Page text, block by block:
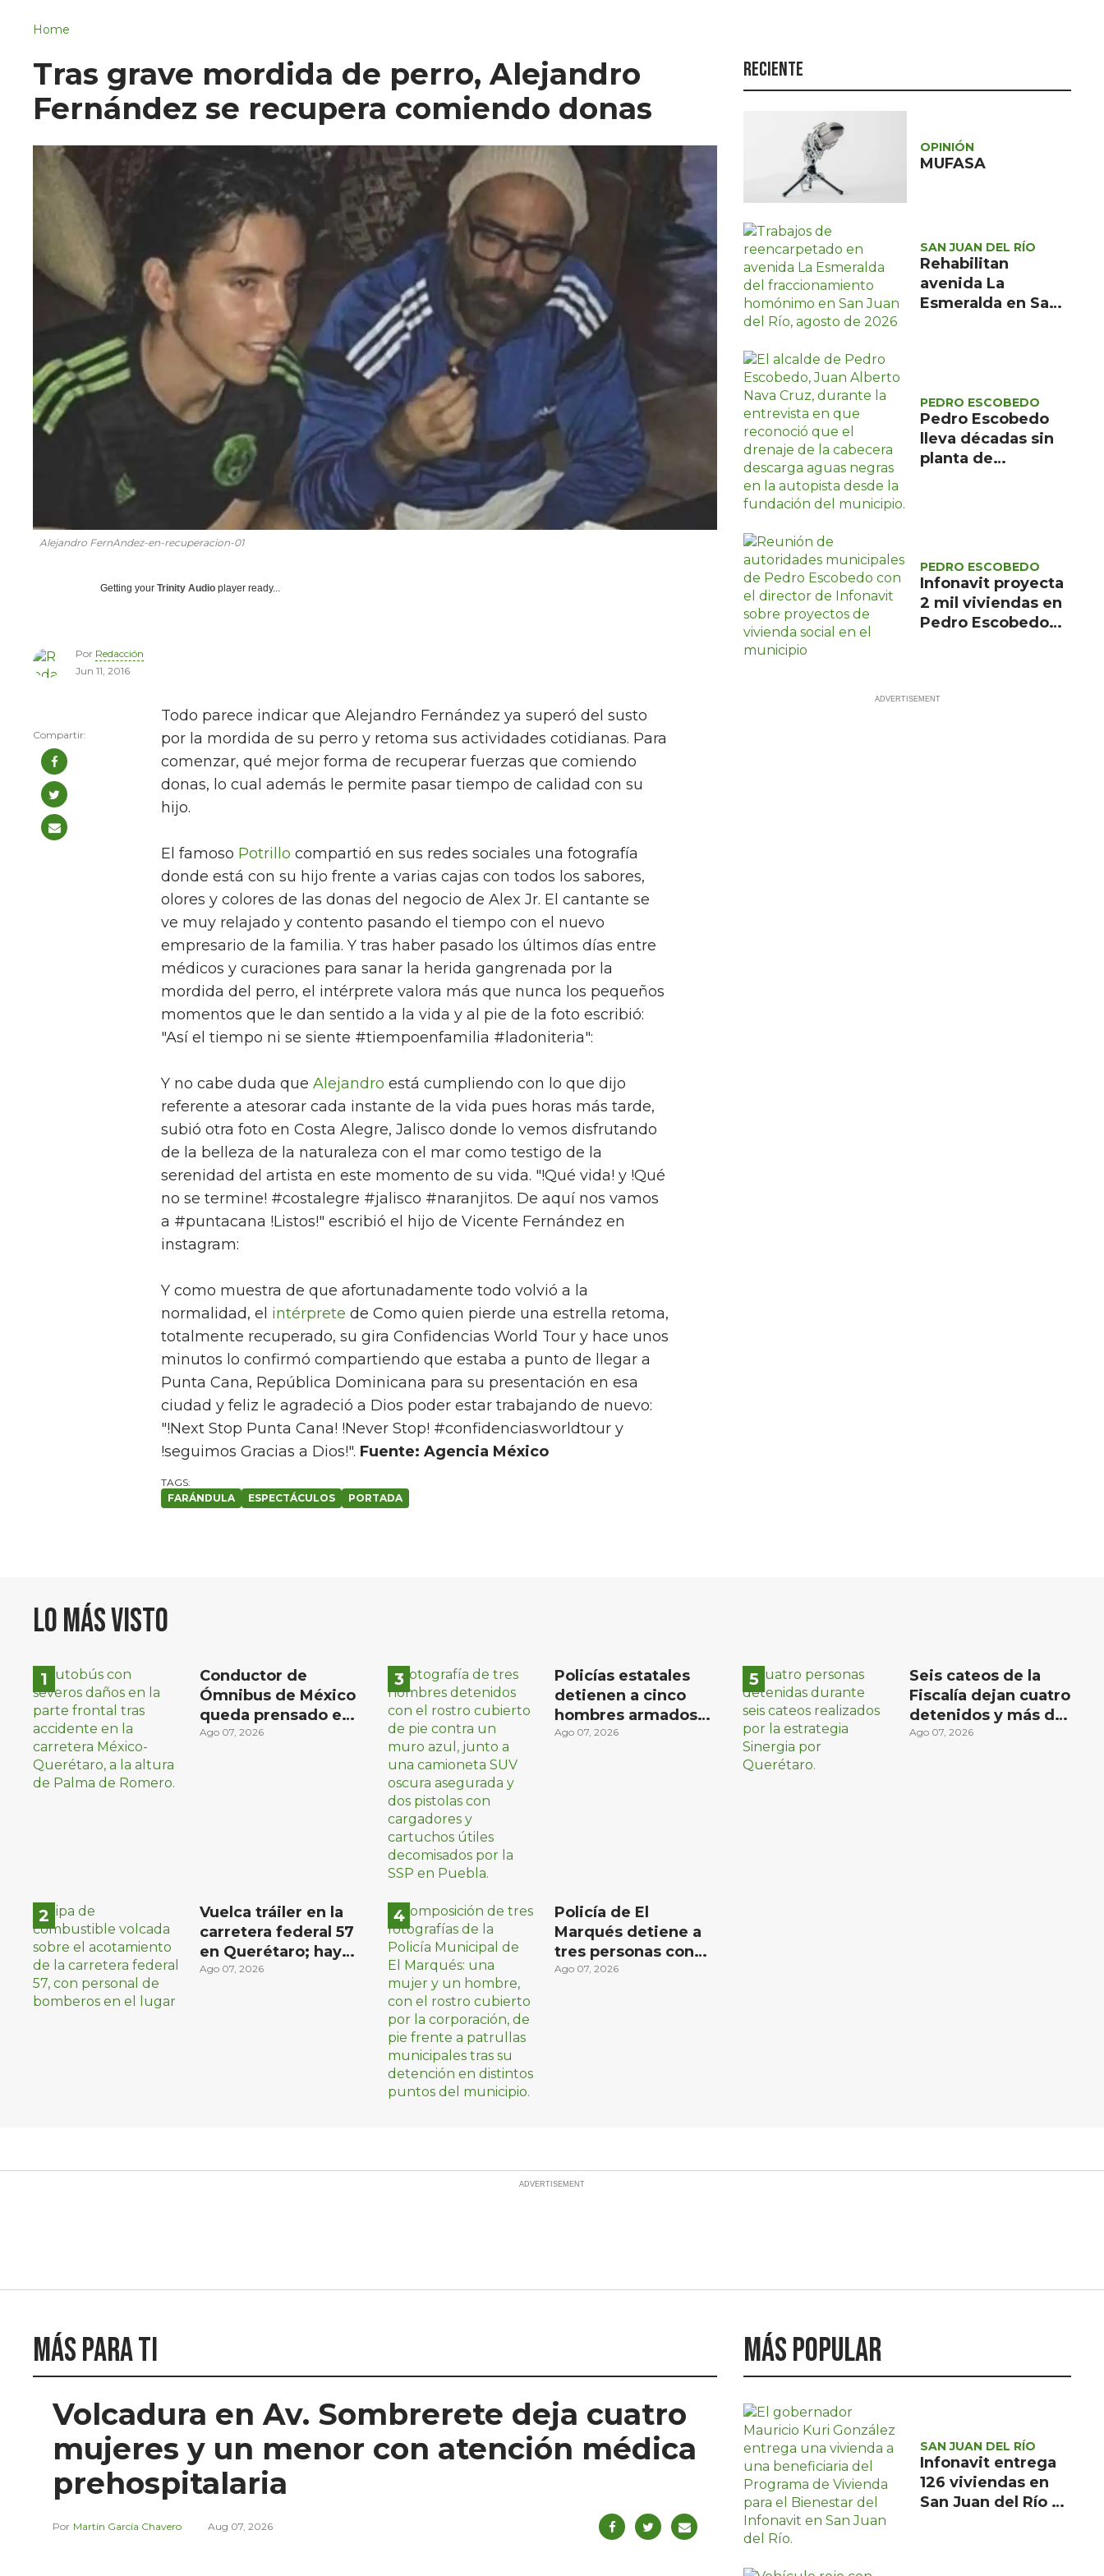
Política
Asuntos Sociales
Home
Tras grave mordida de perro, Alejandro
Fernández se recupera comiendo donas
Alejandro FernAndez-en-recuperacion-01
Getting your Trinity Audio player ready...
Por Redacción
Jun 11, 2016
Todo parece indicar que Alejandro Fernández ya superó del susto
por la mordida de su perro y retoma sus actividades cotidianas. Para
comenzar, qué mejor forma de recuperar fuerzas que comiendo
donas, lo cual además le permite pasar tiempo de calidad con su
hijo.
El famoso Potrillo compartió en sus redes sociales una fotografía
donde está con su hijo frente a varias cajas con todos los sabores,
olores y colores de las donas del negocio de Alex Jr. El cantante se
ve muy relajado y contento pasando el tiempo con el nuevo
empresario de la familia. Y tras haber pasado los últimos días entre
médicos y curaciones para sanar la herida gangrenada por la
mordida del perro, el intérprete valora más que nunca los pequeños
momentos que le dan sentido a la vida y al pie de la foto escribió:
"Así el tiempo ni se siente #tiempoenfamilia #ladoniteria":
Y no cabe duda que Alejandro está cumpliendo con lo que dijo
referente a atesorar cada instante de la vida pues horas más tarde,
subió otra foto en Costa Alegre, Jalisco donde lo vemos disfrutando
de la belleza de la naturaleza con el mar como testigo de la
serenidad del artista en este momento de su vida. "!Qué vida! y !Qué
no se termine! #costalegre #jalisco #naranjitos. De aquí nos vamos
a #puntacana !Listos!" escribió el hijo de Vicente Fernández en
instagram:
Y como muestra de que afortunadamente todo volvió a la
normalidad, el intérprete de Como quien pierde una estrella retoma,
totalmente recuperado, su gira Confidencias World Tour y hace unos
minutos lo confirmó compartiendo que estaba a punto de llegar a
Punta Cana, República Dominicana para su presentación en esa
ciudad y feliz le agradeció a Dios poder estar trabajando de nuevo:
"!Next Stop Punta Cana! !Never Stop! #confidenciasworldtour y
!seguimos Gracias a Dios!". Fuente: Agencia México
FARÁNDULA ESPECTÁCULOS PORTADA
Reciente
OPINIÓN
MUFASA
SAN JUAN DEL RÍO
Rehabilitan
avenida La
Esmeralda en San
PEDRO ESCOBEDO
Pedro Escobedo
lleva décadas sin
planta de
PEDRO ESCOBEDO
Infonavit proyecta
2 mil viviendas en
Pedro Escobedo
Lo más visto
Conductor de
Ómnibus de México
queda prensado en
choque con
Ago 07, 2026
Vuelca tráiler en la
carretera federal 57
en Querétaro; hay
derrame de
Ago 07, 2026
Policías estatales
detienen a cinco
hombres armados
en Puebla capital
Ago 07, 2026
Policía de El
Marqués detiene a
tres personas con
distintos narcóticos
Ago 07, 2026
Seis cateos de la
Fiscalía dejan cuatro
detenidos y más de
mil dosis
Ago 07, 2026
Más para ti
Volcadura en Av. Sombrerete deja cuatro
mujeres y un menor con atención médica
prehospitalaria
Martín García Chavero Aug 07, 2026
Más popular
SAN JUAN DEL RÍO
Infonavit entrega
126 viviendas en
San Juan del Río a